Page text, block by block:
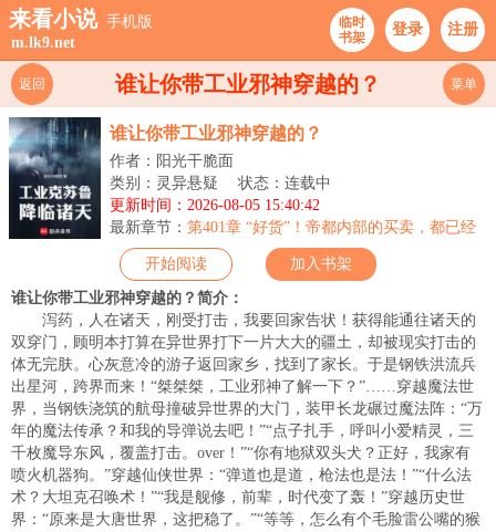
来看小说 手机版
m.lk9.net
临时
书架
登录 注册
谁让你带工业邪神穿越的？
返回 菜单
谁让你带工业邪神穿越的？
作者：阳光干脆面
类别：灵异悬疑
状态：连载中
更新时间：2026-08-05 15:40:42
最新章节： 第401章 “好货”！帝都内部的买卖，都已经
这么猖獗了吗？！
开始阅读
加入书架
谁让你带工业邪神穿越的？简介：
泻药，人在诸天，刚受打击，我要回家告状！获得能通往诸天的
双穿门，顾明本打算在异世界打下一片大大的疆土，却被现实打击的
体无完肤。心灰意冷的游子返回家乡，找到了家长。于是钢铁洪流兵
出星河，跨界而来！“桀桀桀，工业邪神了解一下？”……穿越魔法世
界，当钢铁浇筑的航母撞破异世界的大门，装甲长龙碾过魔法阵：“万
年的魔法传承？和我的导弹说去吧！”“点子扎手，呼叫小爱精灵，三
千枚魔导东风，覆盖打击。over！”“你有地狱双头犬？正好，我家有
喷火机器狗。”穿越仙侠世界：“弹道也是道，枪法也是法！”“什么法
术？大坦克召唤术！”“我是舰修，前辈，时代变了轰！”穿越历史世
界：“原来是大唐世界，这把稳了。”“等等，怎么有个毛脸雷公嘴的猴